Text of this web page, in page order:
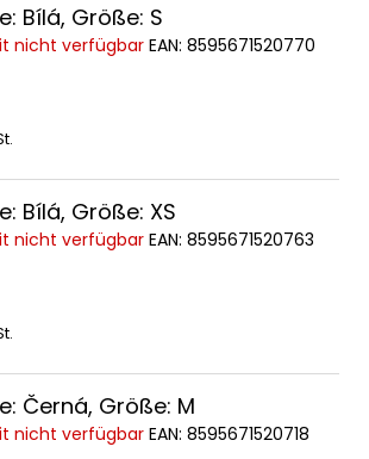
Bílá, Größe: S
nicht verfügbarEAN: 8595671520770
Bílá, Größe: XS
nicht verfügbarEAN: 8595671520763
Černá, Größe: M
nicht verfügbarEAN: 8595671520718